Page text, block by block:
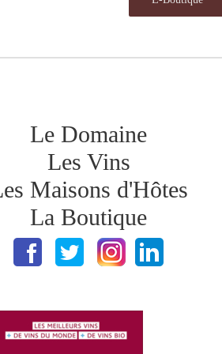
Le Domaine
Les Vins
Maisons d'Hôtes
La Boutique